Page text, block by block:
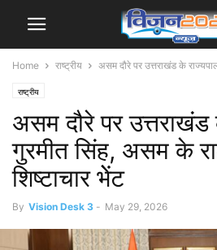
Home राष्ट्रीय असम दौरे पर उत्तराखंड के
राष्ट्रीय
असम दौरे पर उत्तराखंड
गुरमीत सिंह, असम के
शिष्टाचार भेेंट
By Vision Desk 3 - May 29, 2026